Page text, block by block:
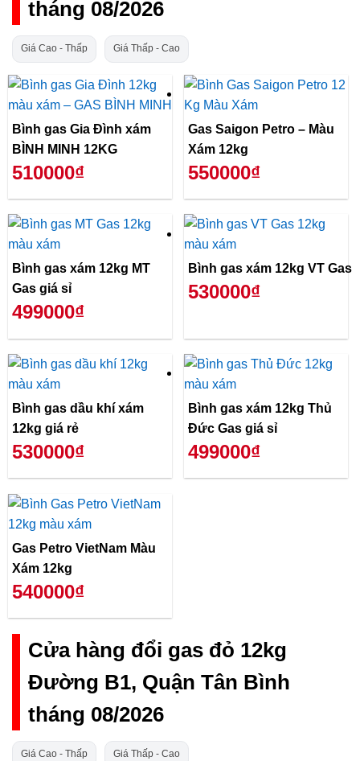
tháng 08/2026
Giá Cao - Thấp Giá Thấp - Cao
Bình gas Gia Đình xám
BÌNH MINH 12KG
510000₫
Gas Saigon Petro – Màu
Xám 12kg
550000₫
Bình gas xám 12kg MT
Gas giá sỉ
499000₫
Bình gas xám 12kg VT Gas
530000₫
Bình gas dầu khí xám
12kg giá rẻ
530000₫
Bình gas xám 12kg Thủ
Đức Gas giá sỉ
499000₫
Gas Petro VietNam Màu
Xám 12kg
540000₫
Cửa hàng đổi gas đỏ 12kg
Đường B1, Quận Tân Bình
tháng 08/2026
Giá Cao - Thấp Giá Thấp - Cao